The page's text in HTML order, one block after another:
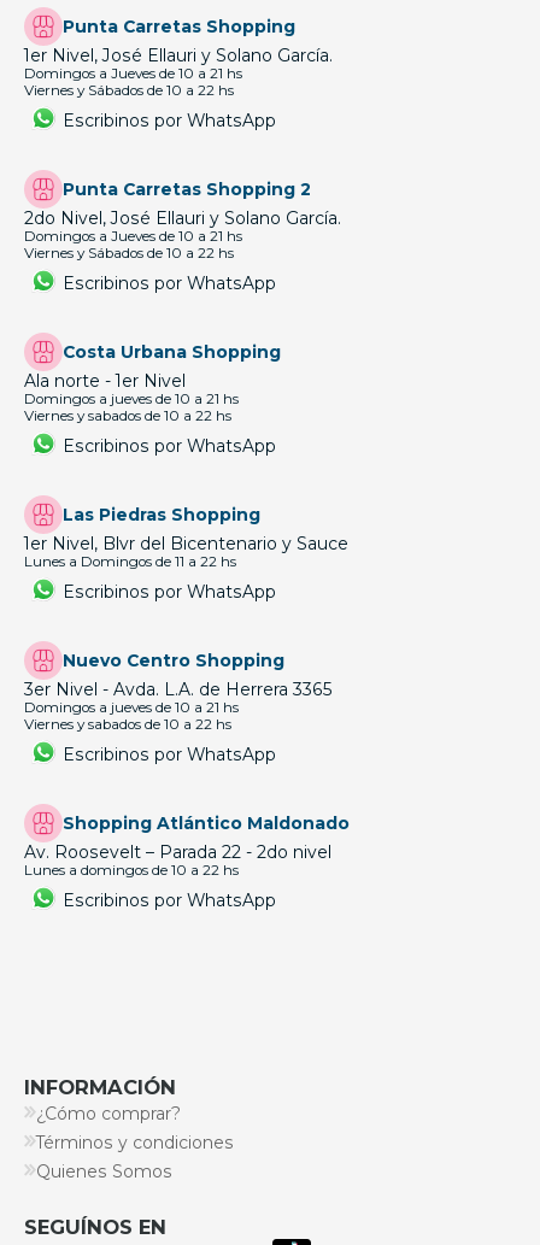
Punta Carretas Shopping
1er Nivel, José Ellauri y Solano García.
Domingos a Jueves de 10 a 21 hs
Viernes y Sábados de 10 a 22 hs
Escribinos por WhatsApp
Punta Carretas Shopping 2
2do Nivel, José Ellauri y Solano García.
Domingos a Jueves de 10 a 21 hs
Viernes y Sábados de 10 a 22 hs
Escribinos por WhatsApp
Costa Urbana Shopping
Ala norte - 1er Nivel
Domingos a jueves de 10 a 21 hs
Viernes y sabados de 10 a 22 hs
Escribinos por WhatsApp
Las Piedras Shopping
1er Nivel, Blvr del Bicentenario y Sauce
Lunes a Domingos de 11 a 22 hs
Escribinos por WhatsApp
Nuevo Centro Shopping
3er Nivel - Avda. L.A. de Herrera 3365
Domingos a jueves de 10 a 21 hs
Viernes y sabados de 10 a 22 hs
Escribinos por WhatsApp
Shopping Atlántico Maldonado
Av. Roosevelt – Parada 22 - 2do nivel
Lunes a domingos de 10 a 22 hs
Escribinos por WhatsApp
INFORMACIÓN
¿Cómo comprar?
Términos y condiciones
Quienes Somos
SEGUÍNOS EN